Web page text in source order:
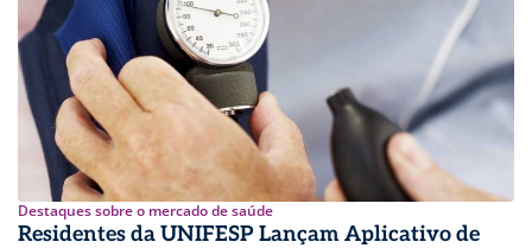
Destaques sobre o mercado de saúde
Residentes da UNIFESP Lançam Aplicativo de